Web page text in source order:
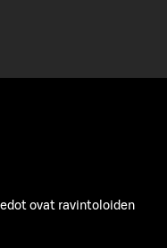
ovat ravintoloiden